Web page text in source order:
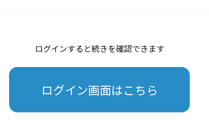
ログインすると続きを確認できます
ログイン画面はこちら